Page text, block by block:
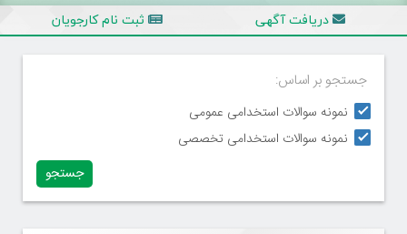
دریافت آگهی ثبت نام کارجویان
جستجو بر اساس:
نمونه سوالات استخدامی عمومی
نمونه سوالات استخدامی تخصصی